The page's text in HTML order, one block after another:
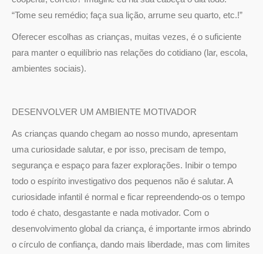
“Tome seu remédio; faça sua lição, arrume seu quarto, etc.!”
Oferecer escolhas as crianças, muitas vezes, é o suficiente
para manter o equilíbrio nas relações do cotidiano (lar, escola,
ambientes sociais).
DESENVOLVER UM AMBIENTE MOTIVADOR
As crianças quando chegam ao nosso mundo, apresentam
uma curiosidade salutar, e por isso, precisam de tempo,
segurança e espaço para fazer explorações. Inibir o tempo
todo o espírito investigativo dos pequenos não é salutar. A
curiosidade infantil é normal e ficar repreendendo-os o tempo
todo é chato, desgastante e nada motivador. Com o
desenvolvimento global da criança, é importante irmos abrindo
o círculo de confiança, dando mais liberdade, mas com limites